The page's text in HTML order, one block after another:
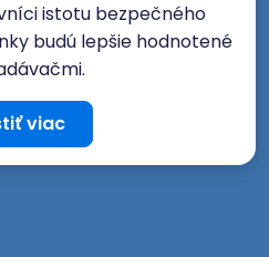
istotu bezpečného
budú lepšie hodnotené
viac